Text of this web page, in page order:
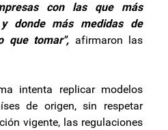
con las que más
donde más medidas de
que tomar", afirmaron las
intenta replicar modelos
de origen, sin respetar
vigente, las regulaciones